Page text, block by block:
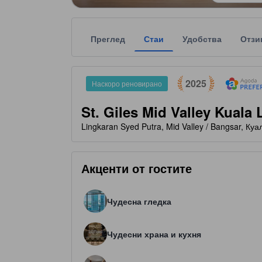
Преглед Стаи Удобства
Наскоро реновирано 2025
St. Giles Mid Valley Kuala
Lingkaran Syed Putra, Mid Valley / Bangsar,
Акценти от гостите
Чудесна гледка
Чудесни храна и кухня